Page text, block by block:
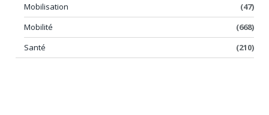
Mobilisation
(47)
Mobilité
(668)
Santé
(210)